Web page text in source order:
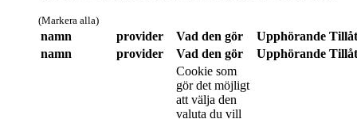
(Markera alla)
namn provider Vad den gör Upphörande
namn
provider Vad den gör Upphörande
Cookie som
gör det möjligt
att välja den
valuta du vill